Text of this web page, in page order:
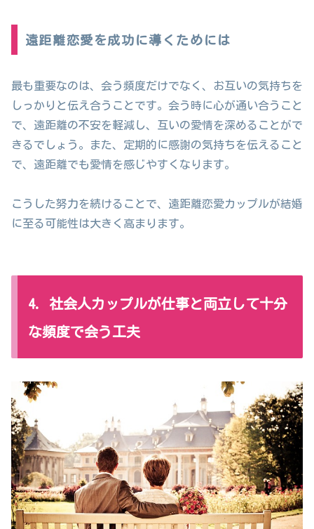
遠距離恋愛を成功に導くためには
最も重要なのは、会う頻度だけでなく、お互いの気持ちを
しっかりと伝え合うことです。会う時に心が通い合うこと
で、遠距離の不安を軽減し、互いの愛情を深めることがで
きるでしょう。また、定期的に感謝の気持ちを伝えること
で、遠距離でも愛情を感じやすくなります。
こうした努力を続けることで、遠距離恋愛カップルが結婚
に至る可能性は大きく高まります。
4. 社会人カップルが仕事と両立して十分
な頻度で会う工夫